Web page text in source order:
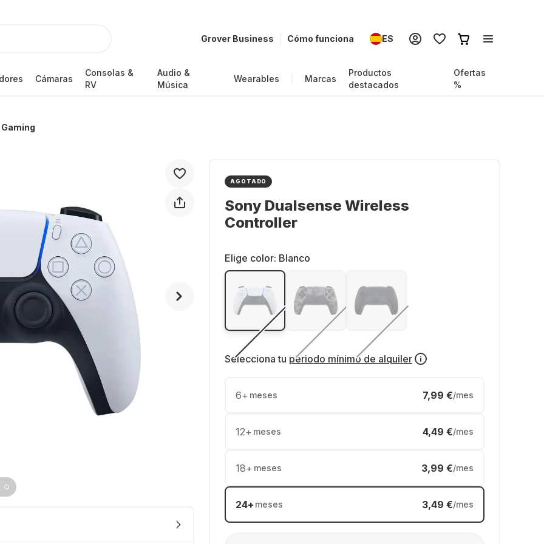
Grover Business Cómo funciona ES
Cámaras
Consolas &
RV
Audio &
Música
Wearables Marcas
Productos
destacados
Ofertas
%
AGOTADO
Sony Dualsense Wireless
Controller
Elige color: Blanco
Selecciona tu periodo mínimo de alquiler
6+ meses 7,99 €/mes
12+ meses 4,49 €/mes
18+ meses 3,99 €/mes
24+ meses 3,49 €/mes